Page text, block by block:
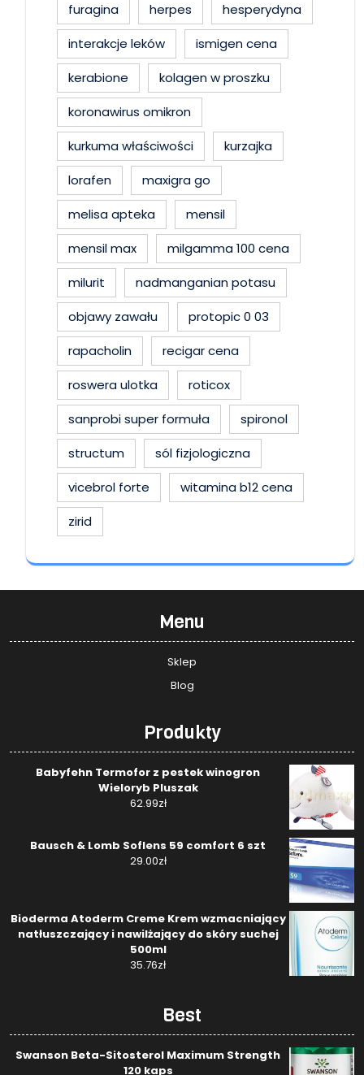
furagina
herpes
hesperydyna
interakcje leków
ismigen cena
kerabione
kolagen w proszku
koronawirus omikron
kurkuma właściwości
kurzajka
lorafen
maxigra go
melisa apteka
mensil
mensil max
milgamma 100 cena
milurit
nadmanganian potasu
objawy zawału
protopic 0 03
rapacholin
recigar cena
roswera ulotka
roticox
sanprobi super formuła
spironol
structum
sól fizjologiczna
vicebrol forte
witamina b12 cena
zirid
Menu
Sklep
Blog
Produkty
Babyfehn Termofor z pestek winogron
Wieloryb Pluszak
62.99zł
Bausch & Lomb Soflens 59 comfort 6 szt
29.00zł
Bioderma Atoderm Creme Krem wzmacniający
natłuszczający i nawilżający do skóry suchej
500ml
35.76zł
Best
Swanson Beta-Sitosterol Maximum Strength
120 kaps